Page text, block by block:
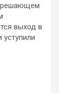
решающем
выход в
уступили